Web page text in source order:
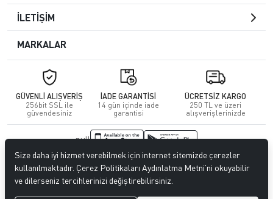
İLETİŞİM
MARKALAR
GÜVENLİ ALIŞVERİŞ
256bit SSL ile
güvendesiniz
İADE GARANTİSİ
14 gün içinde iade
garantisi
ÜCRETSİZ KARGO
250 TL ve üzeri
alışverişlerinizde
null
© 2023CENGİZ DERİ. Tüm hakları saklıdır.
Size daha iyi hizmet verebilmek için internet sitemizde çerezler
kullanılmaktadır. Çerez Politikaları Aydınlatma Metni’ni okuyabilir
ve dilerseniz tercihlerinizi değiştirebilirsiniz.